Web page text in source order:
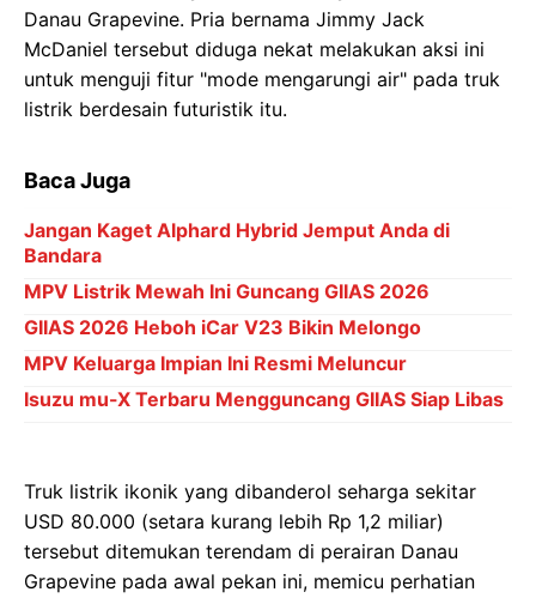
Danau Grapevine. Pria bernama Jimmy Jack
McDaniel tersebut diduga nekat melakukan aksi ini
untuk menguji fitur "mode mengarungi air" pada truk
listrik berdesain futuristik itu.
Baca Juga
Jangan Kaget Alphard Hybrid Jemput Anda di
Bandara
MPV Listrik Mewah Ini Guncang GIIAS 2026
GIIAS 2026 Heboh iCar V23 Bikin Melongo
MPV Keluarga Impian Ini Resmi Meluncur
Isuzu mu-X Terbaru Mengguncang GIIAS Siap Libas
Truk listrik ikonik yang dibanderol seharga sekitar
USD 80.000 (setara kurang lebih Rp 1,2 miliar)
tersebut ditemukan terendam di perairan Danau
Grapevine pada awal pekan ini, memicu perhatian